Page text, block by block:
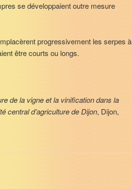
se développaient outre mesure
progressivement les serpes à
être courts ou longs.
de la vigne et la vinification dans la
central d’agriculture de Dijon, Dijon,